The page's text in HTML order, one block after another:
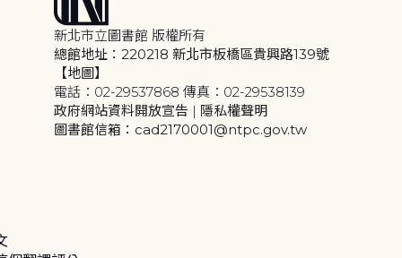
新北市立圖書館 版權所有
總館地址：220218 新北市板橋區貴興路139號
【地圖】
電話：02-29537868 傳真：02-29538139
政府網站資料開放宣告 | 隱私權聲明
圖書館信箱：cad2170001@ntpc.gov.tw